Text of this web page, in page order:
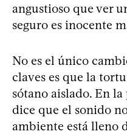
angustioso que ver
seguro es inocente
No es el único
claves es que la
sótano aislado. En
dice que el sonido
ambiente está lleno